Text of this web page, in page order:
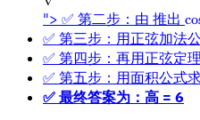
"> ✅ 第二步：由 推出 \
c
o
s
A
✅ 第三步：用正弦加法
✅ 第四步：再用正弦定
✅ 第五步：用面积公式
✅ 最终答案为：高 = 6